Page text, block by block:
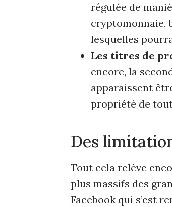
régulée de
cryptomonnaie,
lesquelles
Les titres de
encore, la
apparaissent
propriété de
Des
Tout cela relève
plus massifs des
Facebook qui s’est